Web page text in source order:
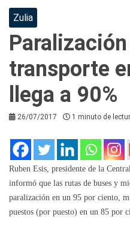
Zulia
Paralización
transporte
llega a 90%
26/07/2017 1 minuto de
Ruben Esis, presidente de la
informó que las rutas de buses y
paralización en un 95 por ciento,
puestos (por puesto) en un 85 por